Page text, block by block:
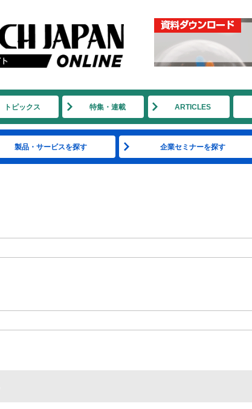
トピックス 特集・連載 ARTICLES
製品・サービスを探す 企業セミナーを探す